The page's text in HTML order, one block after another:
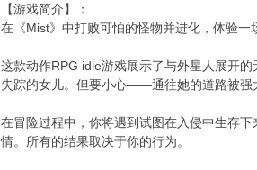
【游戏简介】：
在《Mist》中打败可怕的怪物并进化，体验一
这款动作RPG idle游戏展示了与外星人展开
失踪的女儿。但要小心——通往她的道路被强
在冒险过程中，你将遇到试图在入侵中生存
情。所有的结果取决于你的行为。